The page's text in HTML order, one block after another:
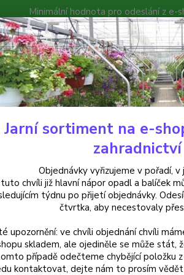
Minimální hodnota pro odeslání z e-
můžete čekat nejpozději v následujícím
Poradna Kontakty
Hledat
rostliny Pálenice (Acalypha
(Acalypha
Jarní sortiment na e-
zahradnictví
Objednávky vyřizujeme v pořadí, v
chvíli již hlavní nápor opadl a balíček
týdnu po přijetí objednávky.
čtvrtka, aby necestovaly
upozornění: ve chvíli objednání chvíli
skladem, ale ojediněle se může stát,
případě odečteme chybějící položku
kontaktovat, dejte nám to prosím vědět